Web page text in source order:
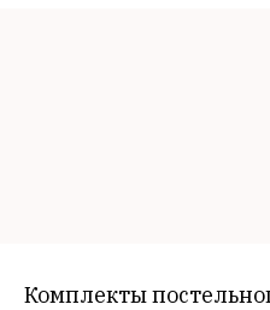
Комплекты